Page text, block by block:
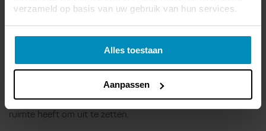
verzameld op basis van uw gebruik van hun services.
Alles toestaan
Aanpassen
De PVC vloer bolt op. Wat nu? Er kunnen diverse redenen
voor zijn.
Als klik PVC te strak gelegd wordt, kan er later spanning op
de kopse kanten ontstaan. Daardoor kan de PVC vloer bol
gaan staan. Dit is op te lossen door bij het leggen om de
zoveel meter een tussenruimte te maken waardoor de vloer
ruimte heeft om uit te zetten.